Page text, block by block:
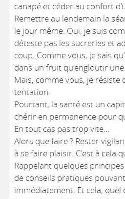
canapé et céder au confort
Remettre au lendemain la
le jour même. Oui, je suis
déteste pas les sucreries et
coup. Comme vous, je sais
dans un fruit qu’engloutir
Mais, comme vous, je résiste
tentation.
Pourtant, la santé est un
chérir en permanence pour
En tout cas pas trop vite…
Alors que faire ? Rester
à se faire plaisir. C’est à cela
Rappelant quelques
de conseils pratiques
immédiatement. Et cela, quel